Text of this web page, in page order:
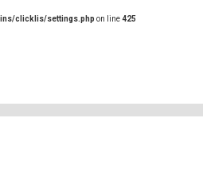
clicklis/settings.php on line425